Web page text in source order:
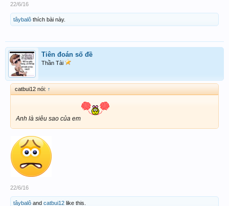
22/6/16
tâybalô thích bài này.
Tiên đoán số đề
Thần Tài
catbui12 nói: ↑
Anh là siêu sao của em
22/6/16
tâybalô and catbui12 like this.